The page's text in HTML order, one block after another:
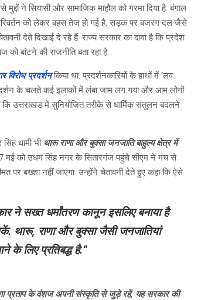
ने सियासी और सामाजिक माहौल को गरमा दिया है. बंगाल
को लेकर बहस तेज हो गई है. सड़क पर बजरंग दल जैसे
देते दिखाई दे रहे हैं. राज्य सरकार का दावा है कि प्रदेश
बांटने की राजनीति बता रहा है.
प्रदर्शन किया था. प्रदर्शनकारियों के हाथों में ‘लव
के चलते कई इलाकों में लंबा जाम लग गया और आम लोगों
कि उत्तराखंड में सुनियोजित तरीके से धार्मिक संतुलन बदलने
धामी भी थारू राणा और बुक्सा जनजाति बाहुल्य क्षेत्र में
मई को उधम सिंह नगर के सितारगंज पहुंचे सीएम ने मंच से
पर बख्शा नहीं जाएगा. उन्होंने चेतावनी देते हुए कहा कि ऐसे
ने सख्त धर्मांतरण कानून इसलिए बनाया है
थारू, राणा और बुक्सा जैसी जनजातियां
के लिए प्रतिबद्ध है.“
प्रताप के वंशज अपनी संस्कृति से जुड़े रहें, यह सरकार की